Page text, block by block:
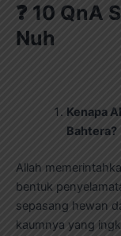
❓ 10 QnA
Nuh
Kenapa
Bahtera?
Allah
bentuk
sepasang hewan
kaumnya yang